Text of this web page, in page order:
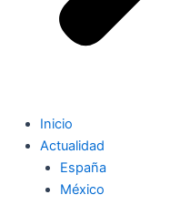
Inicio
Actualidad
España
México